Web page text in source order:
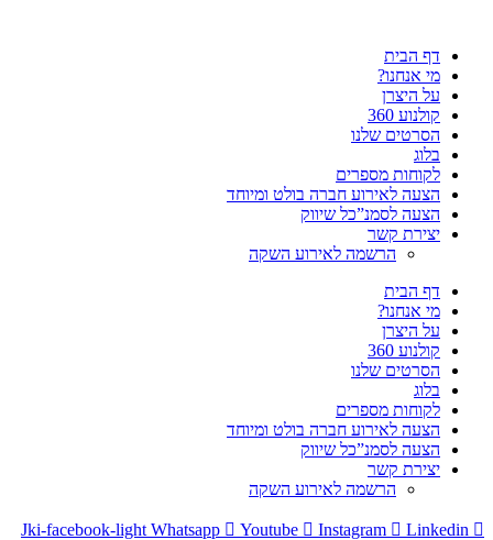
דף הבית
מי אנחנו?
על היצרן
קולנוע 360
הסרטים שלנו
בלוג
לקוחות מספרים
הצעה לאירוע חברה בולט ומיוחד
הצעה לסמנ”כל שיווק
יצירת קשר
הרשמה לאירוע השקה
דף הבית
מי אנחנו?
על היצרן
קולנוע 360
הסרטים שלנו
בלוג
לקוחות מספרים
הצעה לאירוע חברה בולט ומיוחד
הצעה לסמנ”כל שיווק
יצירת קשר
הרשמה לאירוע השקה
Jki-facebook-light Whatsapp Youtube Instagram Linkedin